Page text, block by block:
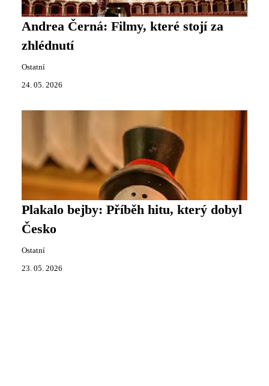
Andrea Černá: Filmy, které stojí za
zhlédnutí
Ostatní
24. 05. 2026
Plakalo bejby: Příběh hitu, který dobyl
Česko
Ostatní
23. 05. 2026